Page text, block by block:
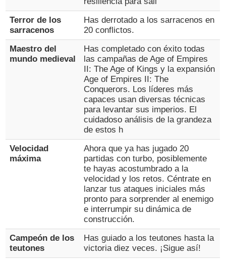
Terror de los
sarracenos
Has derrotado a los sarracenos en
20 conflictos.
Maestro del
mundo medieval
Has completado con éxito todas
las campañas de Age of Empires
II: The Age of Kings y la expansión
Age of Empires II: The
Conquerors. Los líderes más
capaces usan diversas técnicas
para levantar sus imperios. El
cuidadoso análisis de la grandeza
de estos h
Velocidad
máxima
Ahora que ya has jugado 20
partidas con turbo, posiblemente
te hayas acostumbrado a la
velocidad y los retos. Céntrate en
lanzar tus ataques iniciales más
pronto para sorprender al enemigo
e interrumpir su dinámica de
construcción.
Campeón de los
teutones
Has guiado a los teutones hasta la
victoria diez veces. ¡Sigue así!